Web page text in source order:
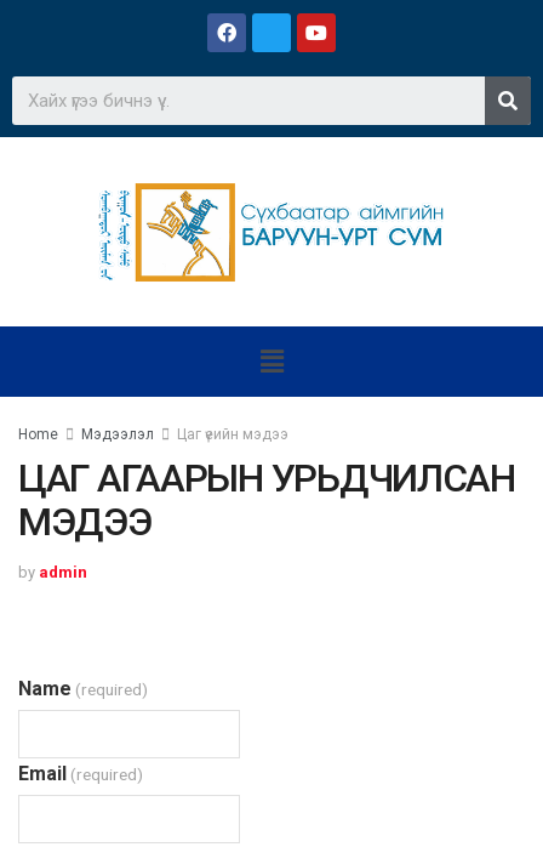
Home Мэдээлэл Цаг үеийн мэдээ
ЦАГ АГААРЫН УРЬДЧИЛСАН
МЭДЭЭ
by admin
Name (required)
Email (required)